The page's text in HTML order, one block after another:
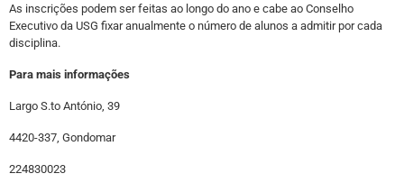
As inscrições podem ser feitas ao longo do ano e cabe ao Conselho
Executivo da USG fixar anualmente o número de alunos a admitir por cada
disciplina.
Para mais informações
Largo S.to António, 39
4420-337, Gondomar
224830023